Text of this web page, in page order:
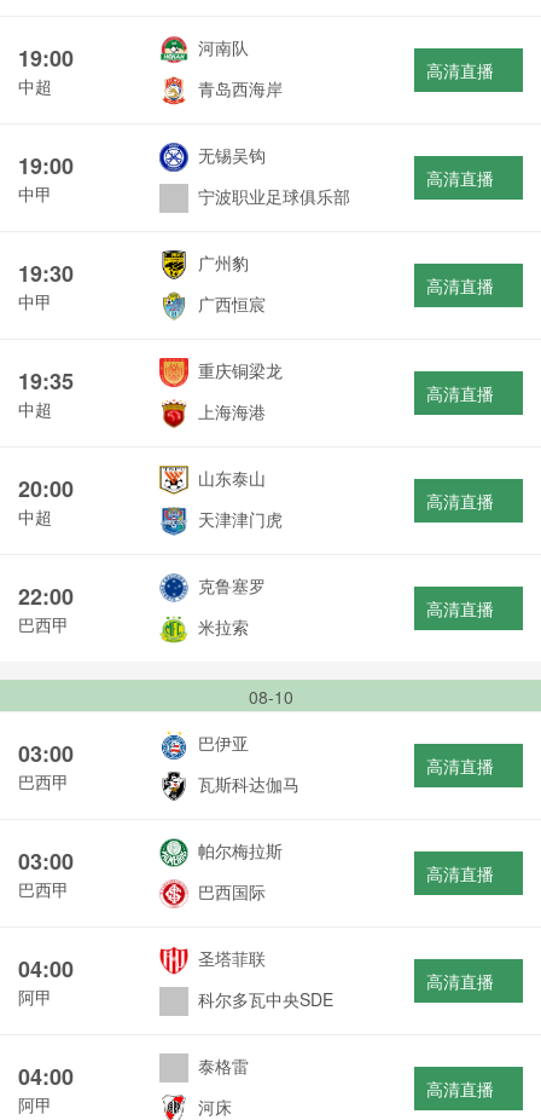
19:00
中超
河南队
青岛西海岸
高清直播
19:00
中甲
无锡吴钩
宁波职业足球俱乐部
高清直播
19:30
中甲
广州豹
广西恒宸
高清直播
19:35
中超
重庆铜梁龙
上海海港
高清直播
20:00
中超
山东泰山
天津津门虎
高清直播
22:00
巴西甲
克鲁塞罗
米拉索
高清直播
08-10
03:00
巴西甲
巴伊亚
瓦斯科达伽马
高清直播
03:00
巴西甲
帕尔梅拉斯
巴西国际
高清直播
04:00
阿甲
圣塔菲联
科尔多瓦中央SDE
高清直播
04:00
阿甲
泰格雷
河床
高清直播